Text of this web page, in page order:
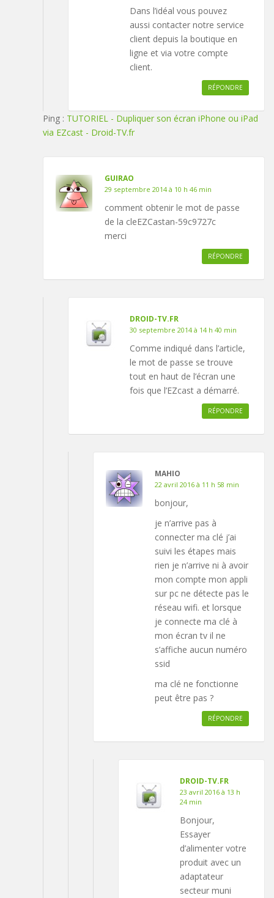
Dans l’idéal vous pouvez
aussi contacter notre service
client depuis la boutique en
ligne et via votre compte
client.
RÉPONDRE
Ping : TUTORIEL - Dupliquer son écran iPhone ou iPad
via EZcast - Droid-TV.fr
GUIRAO
29 septembre 2014 à 10 h 46 min
comment obtenir le mot de passe
de la cleEZCastan-59c9727c
merci
RÉPONDRE
DROID-TV.FR
30 septembre 2014 à 14 h 40 min
Comme indiqué dans l’article,
le mot de passe se trouve
tout en haut de l’écran une
fois que l’EZcast a démarré.
RÉPONDRE
MAHIO
22 avril 2016 à 11 h 58 min
bonjour,
je n’arrive pas à
connecter ma clé j’ai
suivi les étapes mais
rien je n’arrive ni à avoir
mon compte mon appli
sur pc ne détecte pas le
réseau wifi. et lorsque
je connecte ma clé à
mon écran tv il ne
s’affiche aucun numéro
ssid
ma clé ne fonctionne
peut être pas ?
RÉPONDRE
DROID-TV.FR
23 avril 2016 à 13 h
24 min
Bonjour,
Essayer
d’alimenter votre
produit avec un
adaptateur
secteur muni